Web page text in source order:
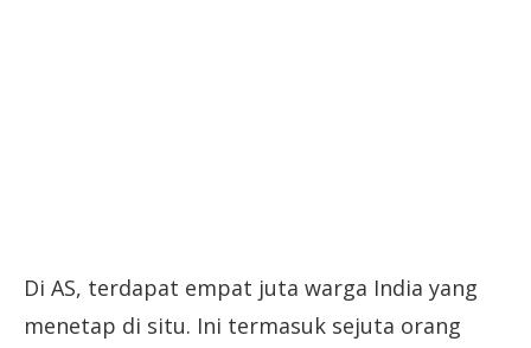
Di AS, terdapat empat juta warga India yang
menetap di situ. Ini termasuk sejuta orang